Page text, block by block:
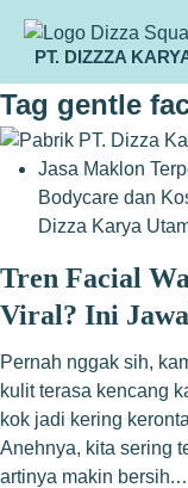
PT. DIZZZA
Tag gentle
Jasa Maklon
Bodycare dan
Dizza Karya
Tren Facial
Viral? Ini
Pernah nggak sih,
kulit terasa kencang
kok jadi kering
Anehnya, kita sering
artinya makin